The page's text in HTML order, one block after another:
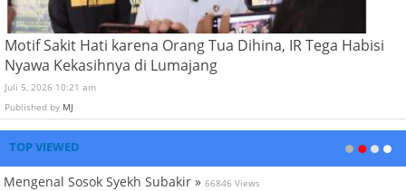
Motif Sakit Hati karena Orang Tua Dihina, IR Tega Habisi
Nyawa Kekasihnya di Lumajang
Juli 5, 2026 10:21 am
Published by MJ
TOP VIEWED
Mengenal Sosok Syekh Subakir » 66846 Views